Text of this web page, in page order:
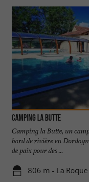
Camping La Butte
Camping la Butte, un
bord de rivière en
de paix pour des ...
806 m - La Roque